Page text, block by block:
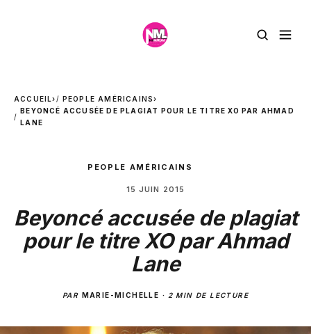
ACCUEIL› PEOPLE AMÉRICAINS›
BEYONCÉ ACCUSÉE DE PLAGIAT POUR LE TITRE XO PAR AHMAD
LANE
PEOPLE AMÉRICAINS
15 JUIN 2015
Beyoncé accusée de plagiat
pour le titre XO par Ahmad
Lane
PAR MARIE-MICHELLE · 2 MIN DE LECTURE